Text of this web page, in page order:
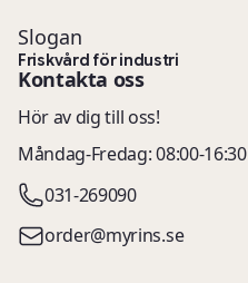
Slogan
Friskvård för industri
Kontakta oss
Hör av dig till oss!
Måndag-Fredag: 08:00-16:30
031-269090
order@myrins.se